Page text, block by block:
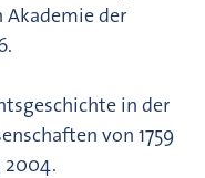
Akademie der
in der
von 1759
2004.